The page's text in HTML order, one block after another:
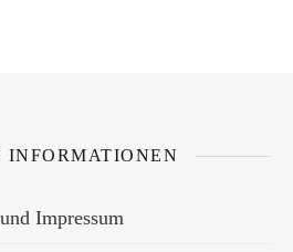
INFORMATIONEN
Impressum